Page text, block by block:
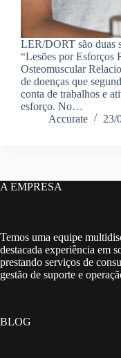
LER/DORT são duas
“Lesões por Esforços
Osteomuscular
de doenças que
conta de trabalhos e
esforço. No…
Accurate
23/
A EMPRESA
Temos uma equipe
destacada experiência em
prestando serviços de
gestão de suporte e
BLOG